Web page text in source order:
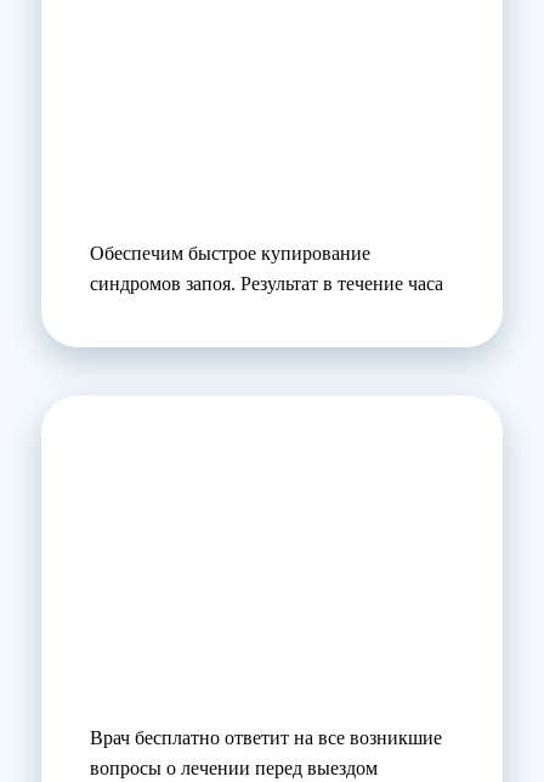
Обеспечим быстрое купирование
синдромов запоя. Результат в течение часа
Врач бесплатно ответит на все возникшие
вопросы о лечении перед выездом